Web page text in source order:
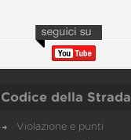
Codice della Strada
Violazione e punti